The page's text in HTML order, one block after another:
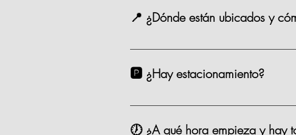
📍 ¿Dónde están ubicados y
Estamos en Andador Prado Norte Piso
taxi. 🗺️ Google Maps Como Llegar?
🅿️ ¿Hay estacionamiento?
Sí. Contamos con valet parking en el
🕖 ¿A qué hora empieza y hay